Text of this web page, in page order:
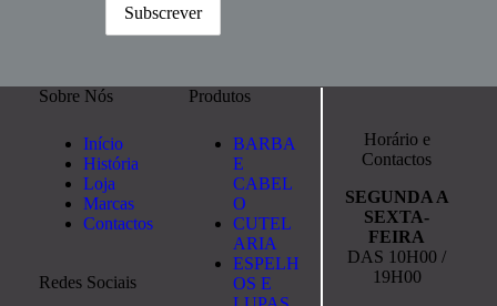
Sobre Nós
Início
História
Loja
Marcas
Contactos
Redes Sociais
Produtos
BARBA
E
CABEL
O
CUTEL
ARIA
ESPELH
OS E
Horário e
Contactos
SEGUNDA A
SEXTA-
FEIRA
DAS 10H00 /
19H00